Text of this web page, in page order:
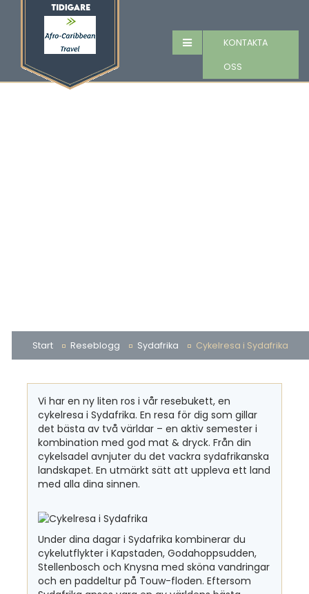
KONTAKTA
OSS
Start Reseblogg Sydafrika Cykelresa i Sydafrika
Vi har en ny liten ros i vår resebukett, en
cykelresa i Sydafrika. En resa för dig som gillar
det bästa av två världar – en aktiv semester i
kombination med god mat & dryck. Från din
cykelsadel avnjuter du det vackra sydafrikanska
landskapet. En utmärkt sätt att uppleva ett land
med alla dina sinnen.
Under dina dagar i Sydafrika kombinerar du
cykelutflykter i Kapstaden, Godahoppsudden,
Stellenbosch och Knysna med sköna vandringar
och en paddeltur på Touw-floden. Eftersom